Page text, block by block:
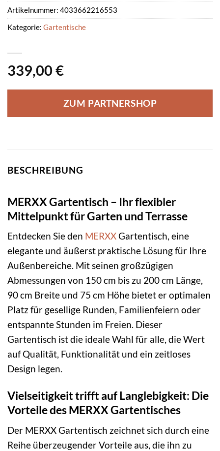
339,00 €
ZUM PARTNERSHOP
Artikelnummer: 4033662216553
Kategorie: Gartentische
BESCHREIBUNG
MERXX Gartentisch – Ihr flexibler
Mittelpunkt für Garten und Terrasse
Entdecken Sie den MERXXGartentisch, eine
elegante und äußerst praktische Lösung für Ihre
Außenbereiche. Mit seinen großzügigen
Abmessungen von 150 cm bis zu 200 cm Länge,
90 cm Breite und 75 cm Höhe bietet er optimalen
Platz für gesellige Runden, Familienfeiern oder
entspannte Stunden im Freien. Dieser
Gartentisch ist die ideale Wahl für alle, die Wert
auf Qualität, Funktionalität und ein zeitloses
Design legen.
Vielseitigkeit trifft auf Langlebigkeit: Die
Vorteile des MERXX Gartentisches
Der MERXX Gartentisch zeichnet sich durch eine
Reihe überzeugender Vorteile aus, die ihn zu